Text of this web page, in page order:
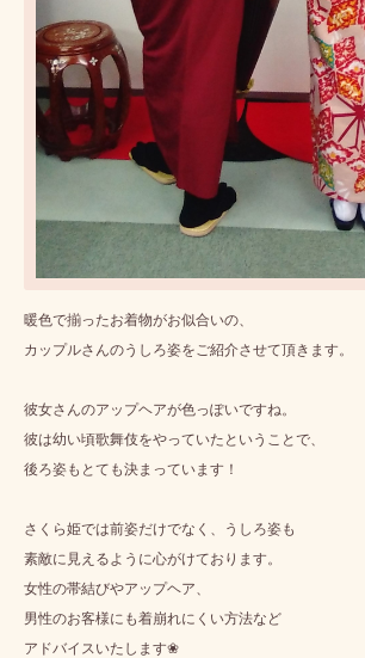
暖色で揃ったお着物がお似合いの、
カップルさんのうしろ姿をご紹介させて頂きます。
彼女さんのアップヘアが色っぽいですね。
彼は幼い頃歌舞伎をやっていたということで、
後ろ姿もとても決まっています！
さくら姫では前姿だけでなく、うしろ姿も
素敵に見えるように心がけております。
女性の帯結びやアップヘア、
男性のお客様にも着崩れにくい方法など
アドバイスいたします❀